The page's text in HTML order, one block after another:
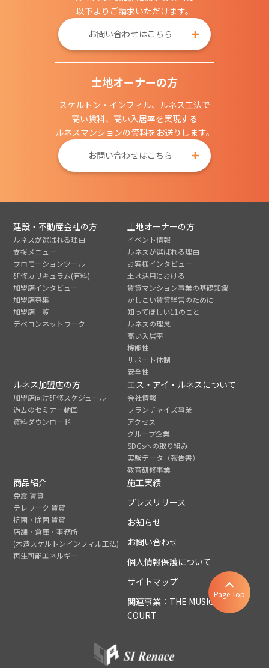
Page Top
以下よりご請求いただけます。
お問い合わせはこちら
土地オーナーの方
スケルトン・インフィル、ルネス工法で
高い賃料、高い入居率を実現する
ルネスマンションの資料をお送りします。
お問い合わせはこちら
建設・不動産会社の方
ルネスが選ばれる理由
支援メニュー
プロモーションツール
研修カリキュラム(有料)
加盟店インタビュー
加盟店募集
加盟店一覧
デベコンネットワーク
土地オーナーの方
イベント情報
ルネスが選ばれる理由
お客様インタビュー
土地活用における
賃貸マンション事業の基礎知識
かしこい賃貸経営のために
知ってほしい11のこと
ルネスの理念
高い入居率
機能性
サポート体制
安全性
ルネス加盟店の方
加盟店向け研修スケジュール
過去のセミナー動画
資料ダウンロード
エス・アイ・ルネスについて
会社情報
フランチャイズ事業
アクセス
グループ企業
SDGsへの取り組み
実験データ（報告書）
教育研修事業
商品紹介
免震 賃貸
テレワーク 賃貸
抗菌・除菌 賃貸
店舗・倉庫・事務所
(木造スケルトンインフィル工法)
再生可能エネルギー
施工実績
プレスリリース
お知らせ
お問い合わせ
個人情報保護について
サイトマップ
関連事業：THE MUSIC
COURT